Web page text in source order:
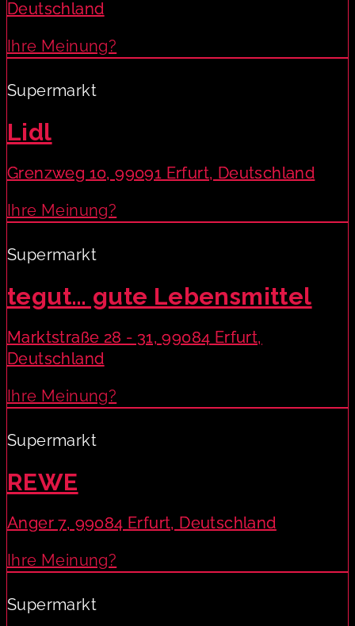
Deutschland
Ihre Meinung?
Supermarkt
Lidl
Grenzweg 10, 99091 Erfurt, Deutschland
Ihre Meinung?
Supermarkt
tegut… gute Lebensmittel
Marktstraße 28 - 31, 99084 Erfurt,
Deutschland
Ihre Meinung?
Supermarkt
REWE
Anger 7, 99084 Erfurt, Deutschland
Ihre Meinung?
Supermarkt